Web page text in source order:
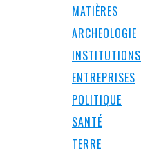
MATIÈRES
ARCHEOLOGIE
INSTITUTIONS
ENTREPRISES
POLITIQUE
SANTÉ
TERRE